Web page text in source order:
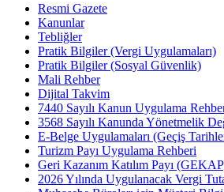
Resmi Gazete
Kanunlar
Tebliğler
Pratik Bilgiler (Vergi Uygulamaları)
Pratik Bilgiler (Sosyal Güvenlik)
Mali Rehber
Dijital Takvim
7440 Sayılı Kanun Uygulama
3568 Sayılı Kanunda Yönetmelik
E-Belge Uygulamaları (Geçiş
Turizm Payı Uygulama Rehberi
Geri Kazanım Katılım Payı
2026 Yılında Uygulanacak Vergi